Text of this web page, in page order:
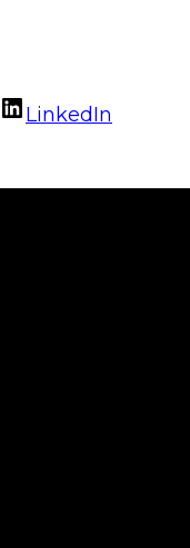
LinkedIn